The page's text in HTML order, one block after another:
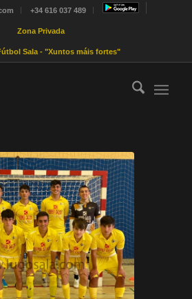
+34 616 037 489
Zona Privada
Sala - "Xuntos máis fortes"